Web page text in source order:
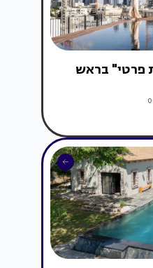
ה-18: "בית פרטי" בראש